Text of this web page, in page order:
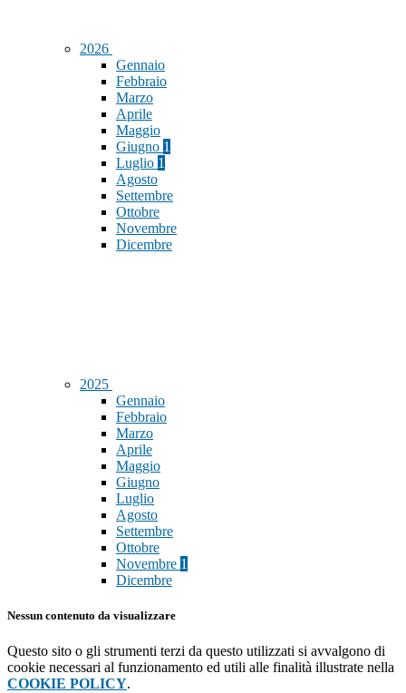
2026
Gennaio
Febbraio
Marzo
Aprile
Maggio
Giugno 1
Luglio 1
Agosto
Settembre
Ottobre
Novembre
Dicembre
2025
Gennaio
Febbraio
Marzo
Aprile
Maggio
Giugno
Luglio
Agosto
Settembre
Ottobre
Novembre 1
Dicembre
Nessun contenuto da visualizzare
Questo sito o gli strumenti terzi da questo utilizzati si avvalgono di
cookie necessari al funzionamento ed utili alle finalità illustrate nella
COOKIE POLICY.